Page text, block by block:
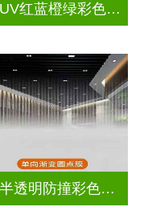
彩色UV红蓝橙绿彩色渐变玻璃
隐私半透明防撞彩色渐变玻璃